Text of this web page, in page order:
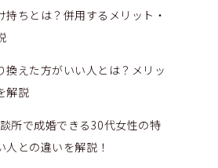
持ちとは？併用するメリット・
換えた方がいい人とは？メリッ
解説
所で成婚できる30代女性の特
との違いを解説！